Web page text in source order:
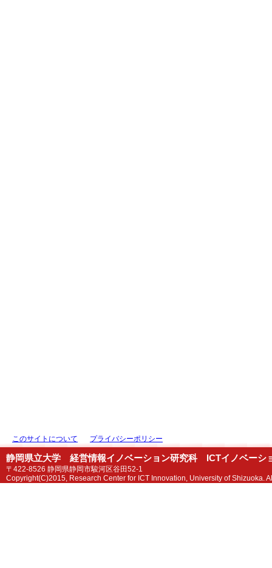
このサイトについて プライバシーポリシー
静岡県立大学 経営情報イノベーション研究科 ICTイノベーシ
〒422-8526 静岡県静岡市駿河区谷田52-1
Copyright(C)2015, Research Center for ICT Innovation, University of Shizuoka.